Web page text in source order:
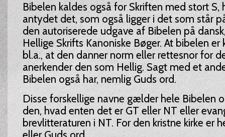
Bibelen kaldes også for Skriften med stort S,
antydet det, som også ligger i det som står
den autoriserede udgave af Bibelen på
Hellige Skrifts Kanoniske Bøger. At bibelen
bl.a., at den danner norm eller rettesnor for
anerkender den som Hellig. Sagt med et
Bibelen også har, nemlig Guds ord.
Disse forskellige navne gælder hele Bibelen
den, hvad enten det er GT eller NT eller
brevlitteraturen i NT. For den kristne kirke er